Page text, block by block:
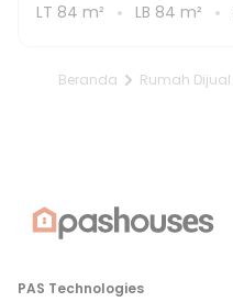
LT 84 m² LB 84 m²
Beranda Rumah Dijual
PAS Technologies